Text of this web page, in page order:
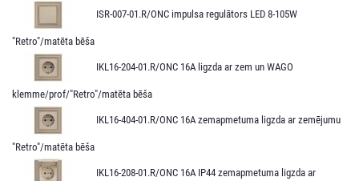
ISR-007-01.R/ONC impulsa regulātors LED 8-105W
"Retro"/matēta bēša
IKL16-204-01.R/ONC 16A ligzda ar zem un WAGO
klemme/prof/"Retro"/matēta bēša
IKL16-404-01.R/ONC 16A zemapmetuma ligzda ar zemējumu
"Retro"/matēta bēša
IKL16-208-01.R/ONC 16A IP44 zemapmetuma ligzda ar